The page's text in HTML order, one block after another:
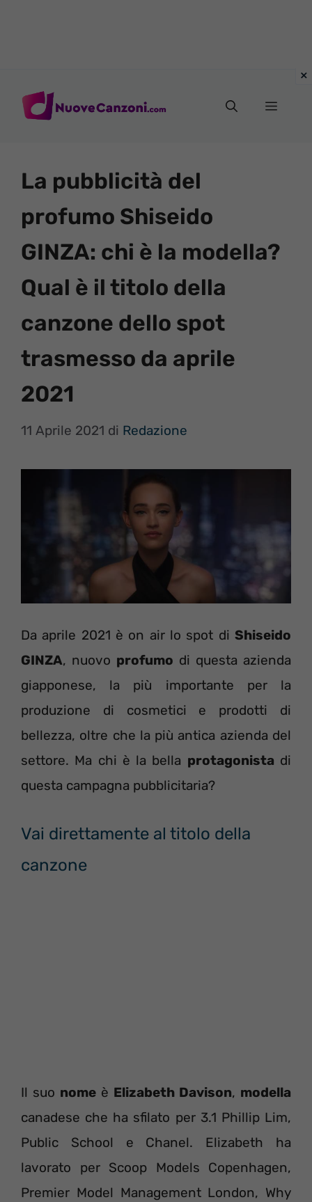
Menu
La pubblicità del
profumo Shiseido
GINZA: chi è la modella?
Qual è il titolo della
canzone dello spot
trasmesso da aprile
2021
11 Aprile 2021 di Redazione
Da aprile 2021 è on air lo spot di Shiseido
GINZA, nuovo profumo di questa azienda
giapponese, la più importante per la
produzione di cosmetici e prodotti di
bellezza, oltre che la più antica azienda del
settore. Ma chi è la bella protagonista di
questa campagna pubblicitaria?
Vai direttamente al titolo della
canzone
Il suo nome è Elizabeth Davison, modella
canadese che ha sfilato per 3.1 Phillip Lim,
Public School e Chanel. Elizabeth ha
lavorato per Scoop Models Copenhagen,
Premier Model Management London, Why